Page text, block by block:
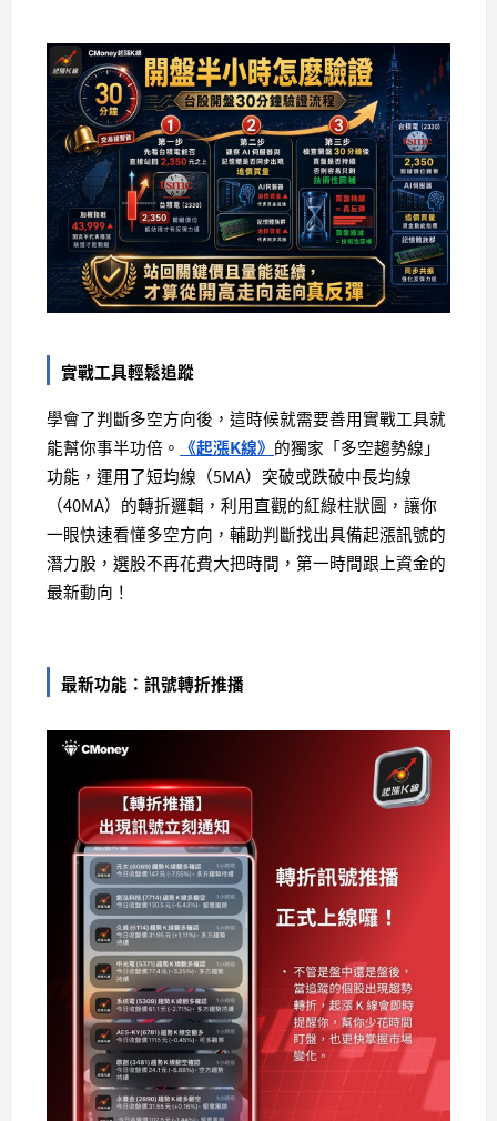
實戰工具輕鬆追蹤
學會了判斷多空方向後，這時候就需要善用實戰工具就
能幫你事半功倍。 《起漲K線》 的獨家「多空趨勢線」
功能，運用了短均線（5MA）突破或跌破中長均線
（40MA）的轉折邏輯，利用直觀的紅綠柱狀圖，讓你
一眼快速看懂多空方向，輔助判斷找出具備起漲訊號的
潛力股，選股不再花費大把時間，第一時間跟上資金的
最新動向！
最新功能：訊號轉折推播